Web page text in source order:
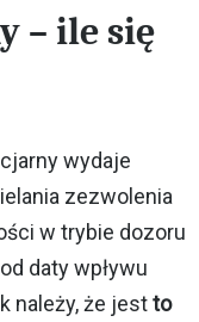
– ile się
wydaje
zezwolenia
w trybie dozoru
daty wpływu
należy, że jestto